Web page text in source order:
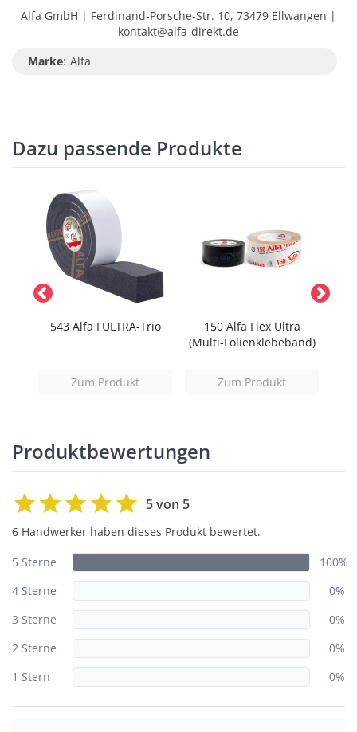
Alfa GmbH | Ferdinand-Porsche-Str. 10, 73479 Ellwangen |
kontakt@alfa-direkt.de
Marke: Alfa
Dazu passende Produkte
543 Alfa FULTRA-Trio
Zum Produkt
150 Alfa Flex Ultra
(Multi-Folienklebeband)
Zum Produkt
Produktbewertungen
5 von 5
6 Handwerker haben dieses Produkt bewertet.
5 Sterne
100%
4 Sterne
0%
3 Sterne
0%
2 Sterne
0%
1 Stern
0%